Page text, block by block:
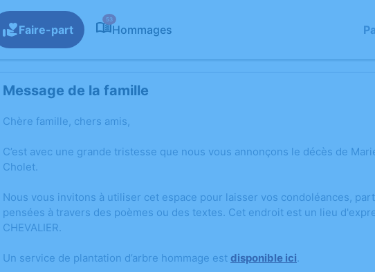
Faire-part
53
Hommages
Message de la famille
Chère famille, chers amis,
C’est avec une grande tristesse que nous vous annonçons le décès de
Cholet.
Nous vous invitons à utiliser cet espace pour laisser vos condoléances,
pensées à travers des poèmes ou des textes. Cet endroit est un lieu
CHEVALIER.
Un service de plantation d’arbre hommage est disponible ici.